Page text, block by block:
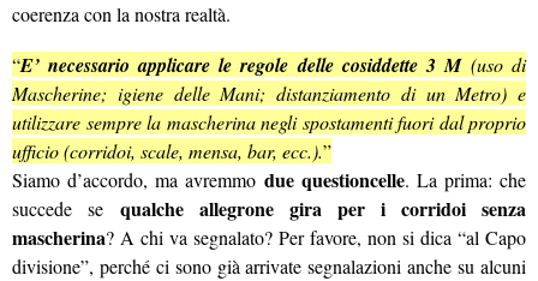
coerenza con la nostra realtà.
“E’ necessario applicare le regole delle cosiddette 3 M(uso di
Mascherine; igiene delle Mani; distanziamento di un Metro) e
utilizzare sempre la mascherina negli spostamenti fuori dal proprio
ufficio (corridoi, scale, mensa, bar, ecc.).”
Siamo d’accordo, ma avremmo due questioncelle. La prima: che
succede se qualche allegrone gira per i corridoi senza
mascherina? A chi va segnalato? Per favore, non si dica “al Capo
divisione”, perché ci sono già arrivate segnalazioni anche su alcuni